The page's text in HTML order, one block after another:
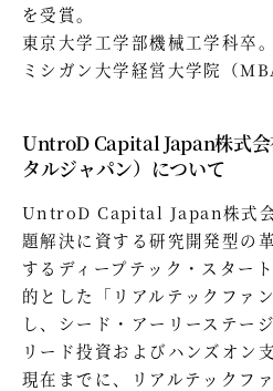
を受賞。
東京大学工学部機械工学科卒。
ミシガン大学経営大学院（
UntroD Capital Japan株式会
タルジャパン）について
UntroD Capital Japan株式会
題解決に資する研究開発型の
するディープテック・スター
的とした「リアルテックファ
し、シード・アーリーステー
リード投資およびハンズオン
現在までに、リアルテックフ